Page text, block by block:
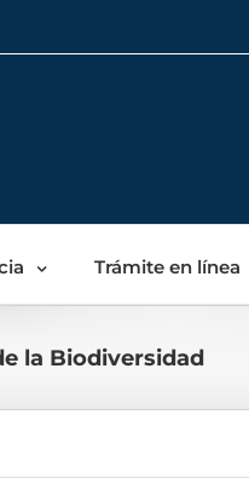
content
Trámite en línea
la Biodiversidad